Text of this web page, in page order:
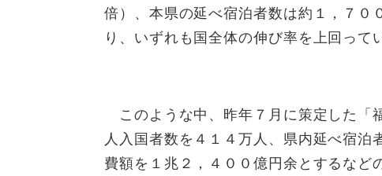
倍）、本県の延べ宿泊者数は約１，７０
り、いずれも国全体の伸び率を上回って
このような中、昨年７月に策定した「
人入国者数を４１４万人、県内延べ宿
費額を１兆２，４００億円余とするなど